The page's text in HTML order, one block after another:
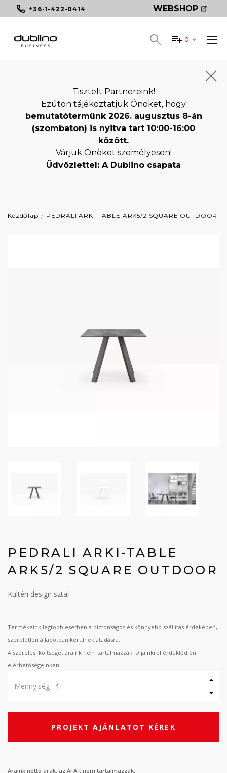
+36-1-422-0414 WEBSHOP
0
Tisztelt Partnereink!
Ezúton tájékoztatjuk Önöket, hogy
bemutatótermünk 2026. augusztus 8-án
(szombaton) is nyitva tart 10:00-16:00
között.
Várjuk Önöket személyesen!
Üdvözlettel: A Dublino csapata
Kezdőlap PEDRALI ARKI-TABLE ARK5/2 SQUARE OUTDOOR
PEDRALI ARKI-TABLE
ARK5/2 SQUARE OUTDOOR
Kültéri design sztal
Termékeink legtöbb esetben a biztonságos és könnyebb szállítás érdekében,
szereletlen állapotban kerülnek átadásra.
A szerelési költséget áraink nem tartalmazzák. Díjainkról érdeklődjön
elérhetőségeinken.
Mennyiség
PROJEKT AJÁNLATOT KÉREK
Áraink nettó árak, az ÁFA-t nem tartalmazzák.